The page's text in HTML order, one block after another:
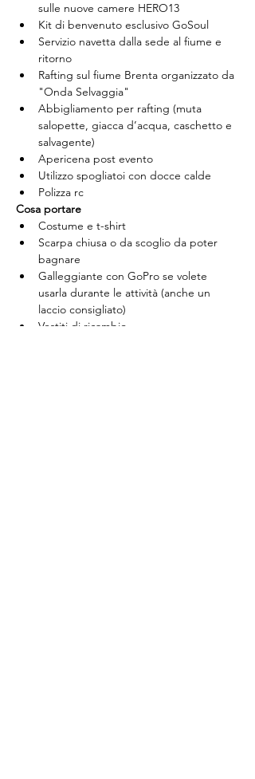
sulle nuove camere HERO13
Kit di benvenuto esclusivo GoSoul
Servizio navetta dalla sede al fiume e
ritorno
Rafting sul fiume Brenta organizzato da
"Onda Selvaggia"
Abbigliamento per rafting (muta
salopette, giacca d’acqua, caschetto e
salvagente)
Apericena post evento
Utilizzo spogliatoi con docce calde
Polizza rc
Cosa portare
Costume e t-shirt
Scarpa chiusa o da scoglio da poter
bagnare
Galleggiante con GoPro se volete
usarla durante le attività (anche un
laccio consigliato)
Vestiti di ricambio